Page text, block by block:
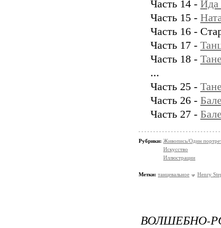
Часть 14 - Ида
Часть 15 -
Часть 16 -
Часть 17 -
Часть 18 -
...
Часть 25 -
Часть 26 -
Часть 27 -
Рубрики: Живопись/Один
Искусство
Иллюстрации
Метки: танцевальное Henry
ВОЛШЕБНО-